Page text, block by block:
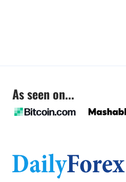
As seen on...